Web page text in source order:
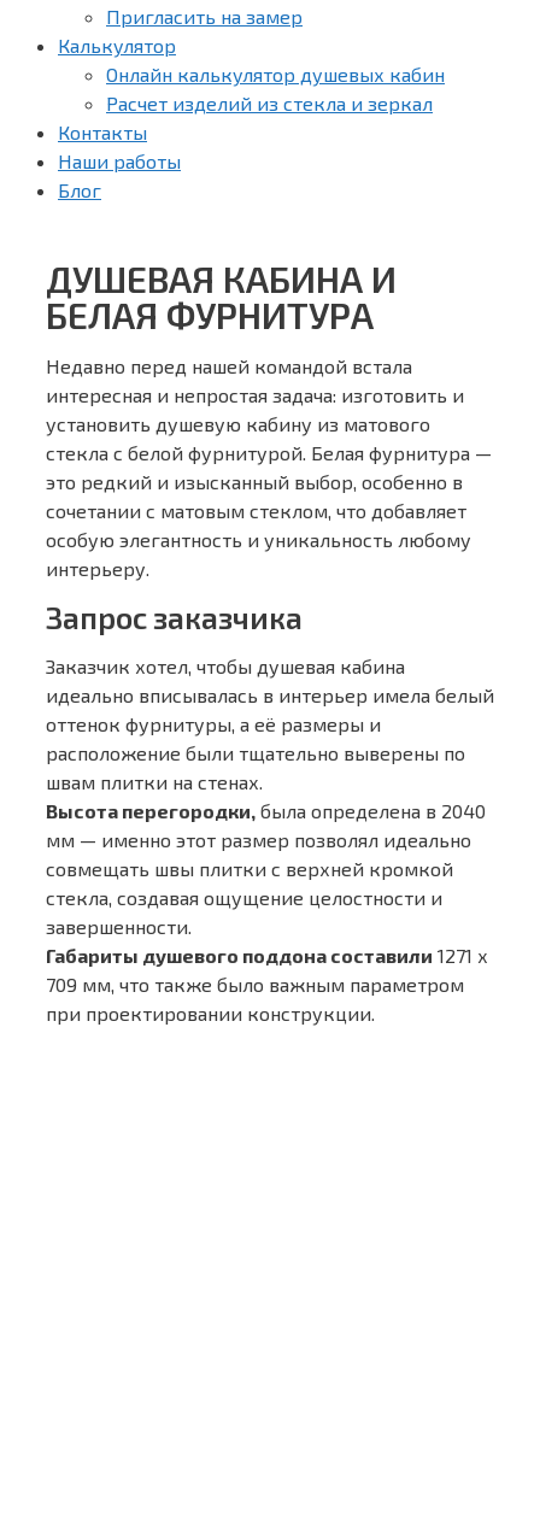
Пригласить на замер
Калькулятор
Онлайн калькулятор душевых кабин
Расчет изделий из стекла и зеркал
Контакты
Наши работы
Блог
ДУШЕВАЯ КАБИНА И
БЕЛАЯ ФУРНИТУРА
Недавно перед нашей командой встала
интересная и непростая задача: изготовить и
установить душевую кабину из матового
стекла с белой фурнитурой. Белая фурнитура —
это редкий и изысканный выбор, особенно в
сочетании с матовым стеклом, что добавляет
особую элегантность и уникальность любому
интерьеру.
Запрос заказчика
Заказчик хотел, чтобы душевая кабина
идеально вписывалась в интерьер имела белый
оттенок фурнитуры, а её размеры и
расположение были тщательно выверены по
швам плитки на стенах.
Высота перегородки, была определена в 2040
мм — именно этот размер позволял идеально
совмещать швы плитки с верхней кромкой
стекла, создавая ощущение целостности и
завершенности.
Габариты душевого поддона составили 1271 х
709 мм, что также было важным параметром
при проектировании конструкции.